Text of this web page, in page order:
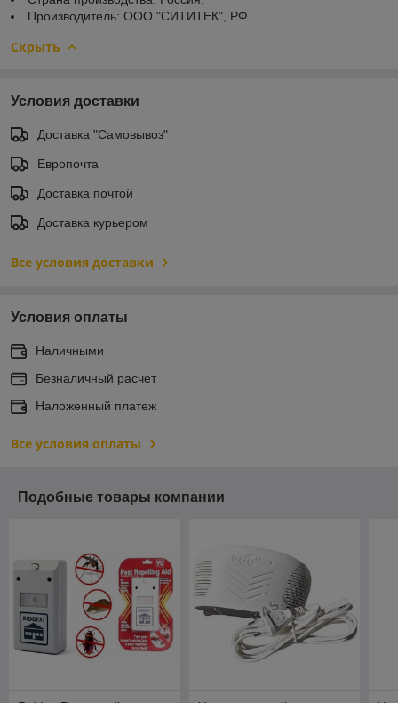
Производитель: ООО "СИТИТЕК", РФ.
Скрыть
Условия доставки
Доставка "Самовывоз"
Европочта
Доставка почтой
Доставка курьером
Все условия доставки
Условия оплаты
Наличными
Безналичный расчет
Наложенный платеж
Все условия оплаты
Подобные товары компании